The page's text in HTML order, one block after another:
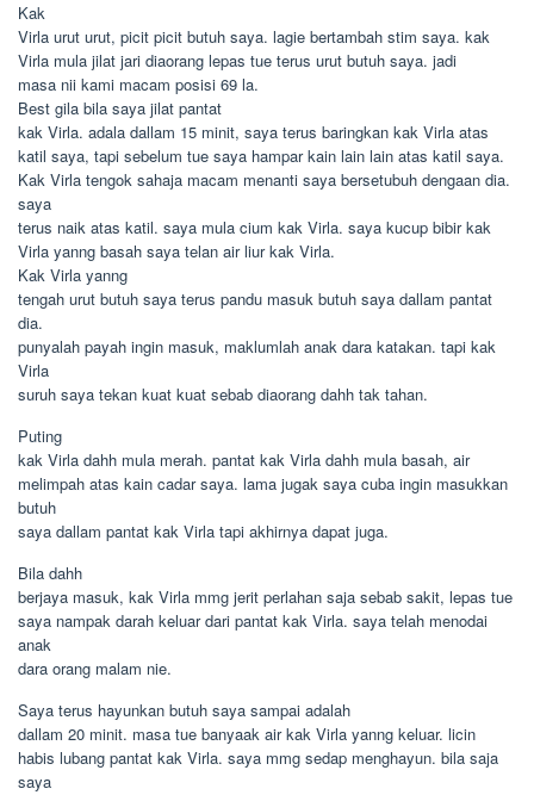
Kak
Virla urut urut, picit picit butuh saya. lagie bertambah stim saya. kak
Virla mula jilat jari diaorang lepas tue terus urut butuh saya. jadi
masa nii kami macam posisi 69 la.
Best gila bila saya jilat pantat
kak Virla. adala dallam 15 minit, saya terus baringkan kak Virla atas
katil saya, tapi sebelum tue saya hampar kain lain lain atas katil saya.
Kak Virla tengok sahaja macam menanti saya bersetubuh dengaan dia.
saya
terus naik atas katil. saya mula cium kak Virla. saya kucup bibir kak
Virla yanng basah saya telan air liur kak Virla.
Kak Virla yanng
tengah urut butuh saya terus pandu masuk butuh saya dallam pantat
dia.
punyalah payah ingin masuk, maklumlah anak dara katakan. tapi kak
Virla
suruh saya tekan kuat kuat sebab diaorang dahh tak tahan.
Puting
kak Virla dahh mula merah. pantat kak Virla dahh mula basah, air
melimpah atas kain cadar saya. lama jugak saya cuba ingin masukkan
butuh
saya dallam pantat kak Virla tapi akhirnya dapat juga.
Bila dahh
berjaya masuk, kak Virla mmg jerit perlahan saja sebab sakit, lepas tue
saya nampak darah keluar dari pantat kak Virla. saya telah menodai
anak
dara orang malam nie.
Saya terus hayunkan butuh saya sampai adalah
dallam 20 minit. masa tue banyaak air kak Virla yanng keluar. licin
habis lubang pantat kak Virla. saya mmg sedap menghayun. bila saja
saya